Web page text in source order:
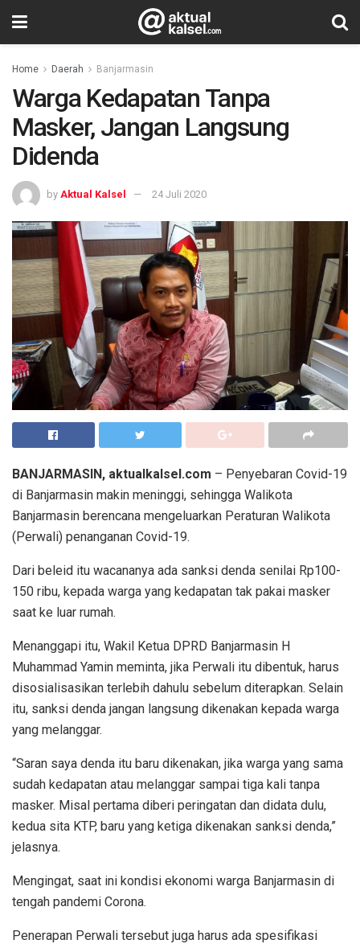
Home Daerah Banjarmasin
Warga Kedapatan Tanpa
Masker, Jangan Langsung
Didenda
by Aktual Kalsel 24 Juli 2020
BANJARMASIN, aktualkalsel.com – Penyebaran Covid-19
di Banjarmasin makin meninggi, sehingga Walikota
Banjarmasin berencana mengeluarkan Peraturan Walikota
(Perwali) penanganan Covid-19.
Dari beleid itu wacananya ada sanksi denda senilai Rp100-
150 ribu, kepada warga yang kedapatan tak pakai masker
saat ke luar rumah.
Menanggapi itu, Wakil Ketua DPRD Banjarmasin H
Muhammad Yamin meminta, jika Perwali itu dibentuk, harus
disosialisasikan terlebih dahulu sebelum diterapkan. Selain
itu, sanksi denda jangan langsung dikenakan kepada warga
yang melanggar.
“Saran saya denda itu baru dikenakan, jika warga yang sama
sudah kedapatan atau melanggar sampai tiga kali tanpa
masker. Misal pertama diberi peringatan dan didata dulu,
kedua sita KTP, baru yang ketiga dikenakan sanksi denda,”
jelasnya.
Mengingat, saat ini kondisi ekonomi warga Banjarmasin di
tengah pandemi Corona.
Penerapan Perwali tersebut juga harus ada spesifikasi